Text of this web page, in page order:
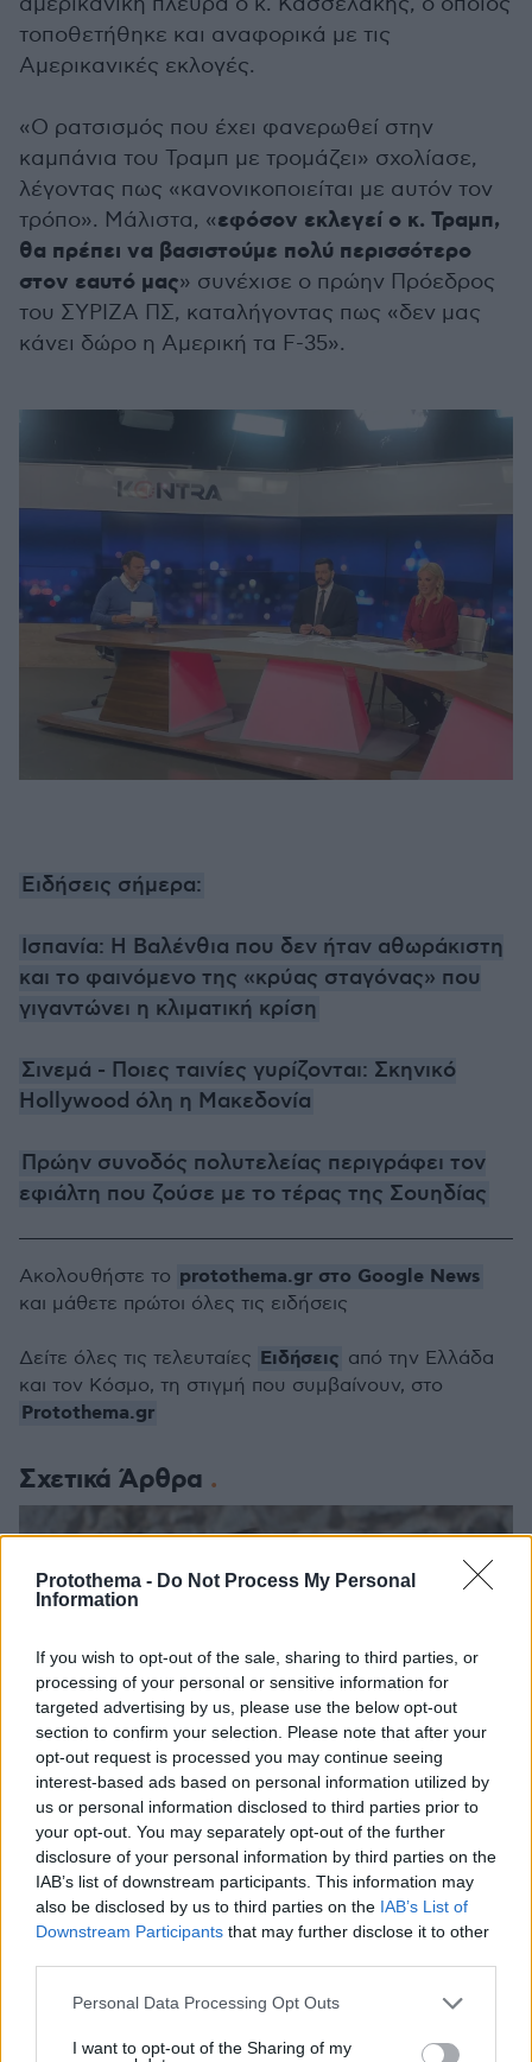
Protothema - Do Not Process My Personal
Information
If you wish to opt-out of the sale, sharing to third parties, or
processing of your personal or sensitive information for
targeted advertising by us, please use the below opt-out
section to confirm your selection. Please note that after your
opt-out request is processed you may continue seeing
interest-based ads based on personal information utilized by
us or personal information disclosed to third parties prior to
your opt-out. You may separately opt-out of the further
disclosure of your personal information by third parties on the
IAB’s list of downstream participants. This information may
also be disclosed by us to third parties on the IAB’s List of
Downstream Participants that may further disclose it to other
Please note that this website/app uses one or more Google
not limited to your visit or usage behaviour. You may click to
Personal Data Processing Opt Outs
I want to opt-out of the Sharing of my
τοποθετήθηκε και αναφορικά με τις
Αμερικανικές εκλογές.
«Ο ρατσισμός που έχει φανερωθεί στην
καμπάνια του Τραμπ με τρομάζει» σχολίασε,
λέγοντας πως «κανονικοποιείται με αυτόν τον
τρόπο». Μάλιστα, «εφόσον εκλεγεί ο κ. Τραμπ,
θα πρέπει να βασιστούμε πολύ περισσότερο
στον εαυτό μας» συνέχισε ο πρώην Πρόεδρος
του ΣΥΡΙΖΑ ΠΣ, καταλήγοντας πως «δεν μας
κάνει δώρο η Αμερική τα F-35».
Ειδήσεις σήμερα:
Ισπανία: Η Βαλένθια που δεν ήταν αθωράκιστη
και το φαινόμενο της «κρύας σταγόνας» που
γιγαντώνει η κλιματική κρίση
Σινεμά - Ποιες ταινίες γυρίζονται: Σκηνικό
Hollywood όλη η Μακεδονία
Πρώην συνοδός πολυτελείας περιγράφει τον
εφιάλτη που ζούσε με το τέρας της Σουηδίας
Σχετικά Άρθρα
Με φοβούνται, λέει ο Κασσελάκης - Μόνο το Συνέδριο θ'
Ακολουθήστε το protothema.gr στο Google News
και μάθετε πρώτοι όλες τις ειδήσεις
Δείτε όλες τις τελευταίες Ειδήσεις από την Ελλάδα
και τον Κόσμο, τη στιγμή που συμβαίνουν, στο
Protothema.gr